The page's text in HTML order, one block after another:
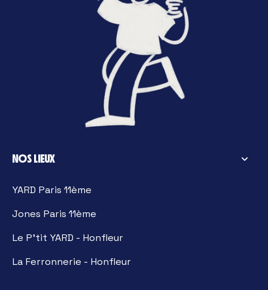
NOS LIEUX
YARD Paris 11ème
Jones Paris 11ème
Le P'tit YARD - Honfleur
La Ferronnerie - Honfleur